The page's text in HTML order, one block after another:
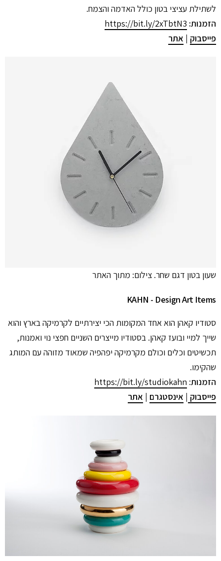
לשתילת עציצי בטון כולל האדמה והצמח.
הזמנות: https://bit.ly/2xTbtN3
פייסבוק | אתר
שעון בטון דגם שחר. צילום: מתוך האתר
KAHN - Design Art Items
סטודיו קאהן הוא אחד המקומות הכי יצירתיים לקרמיקה בארץ והוא
שייך למיי ובועז קאהן. בסטודיו מייצרים השניים חפצי נוי ואמנות,
תכשיטים וכלים וכולם מקרמיקה יפהפיה שמאוד מזוהה עם המותג
שהקימו.
הזמנות:
https://bit.ly/studiokahn
פייסבוק | אינסטגרם | אתר